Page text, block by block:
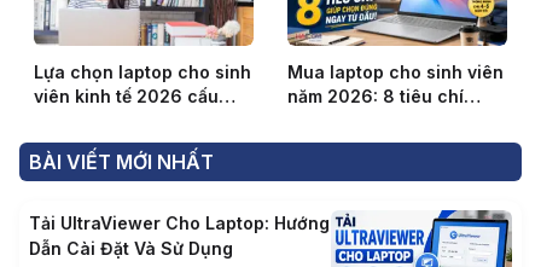
Lựa chọn laptop cho sinh
viên kinh tế 2026 cấu
Mua laptop cho sinh viên
năm 2026: 8 tiêu chí
qua
BÀI VIẾT MỚI NHẤT
Tải UltraViewer Cho Laptop: Hướng
Dẫn Cài Đặt Và Sử Dụng